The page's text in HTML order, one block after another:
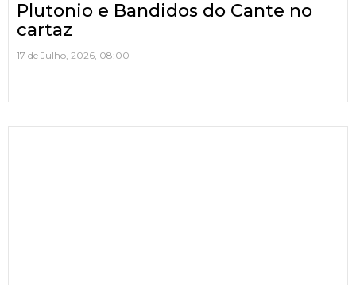
Plutonio e Bandidos do Cante no
cartaz
17 de Julho, 2026, 08:00